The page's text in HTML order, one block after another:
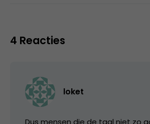
4 Reacties
loket
Dus mensen die de taal niet zo